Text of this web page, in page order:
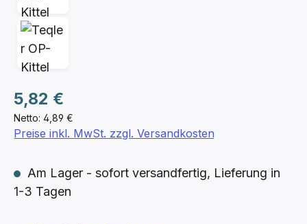
Netto: 4,89 €
Regulärer Preis:
5,82 €
Preise inkl. MwSt. zzgl. Versandkosten
Am Lager - sofort versandfertig, Lieferung in
1-3 Tagen